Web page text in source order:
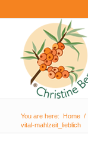
You are here: Home /
vital-mahlzeit_lieblich